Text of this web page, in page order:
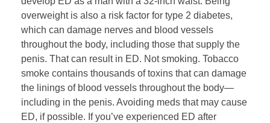
overweight is also a risk factor for type 2 diabetes,
which can damage nerves and blood vessels
throughout the body, including those that supply the
penis. That can result in ED. Not smoking. Tobacco
smoke contains thousands of toxins that can damage
the linings of blood vessels throughout the body—
including in the penis. Avoiding meds that may cause
ED, if possible. If you’ve experienced ED after